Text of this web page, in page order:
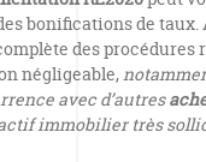
bonifications de taux.
des procédures
négligeable,
avec d’autres
immobilier très